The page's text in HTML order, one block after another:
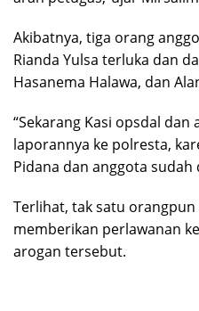
Akibatnya, tiga orang
Rianda Yulsa terluka dan
Hasanema Halawa, dan
“Sekarang Kasi opsdal
laporannya ke polresta,
Pidana dan anggota sudah
Terlihat, tak satu orangpun
memberikan perlawanan
arogan tersebut.